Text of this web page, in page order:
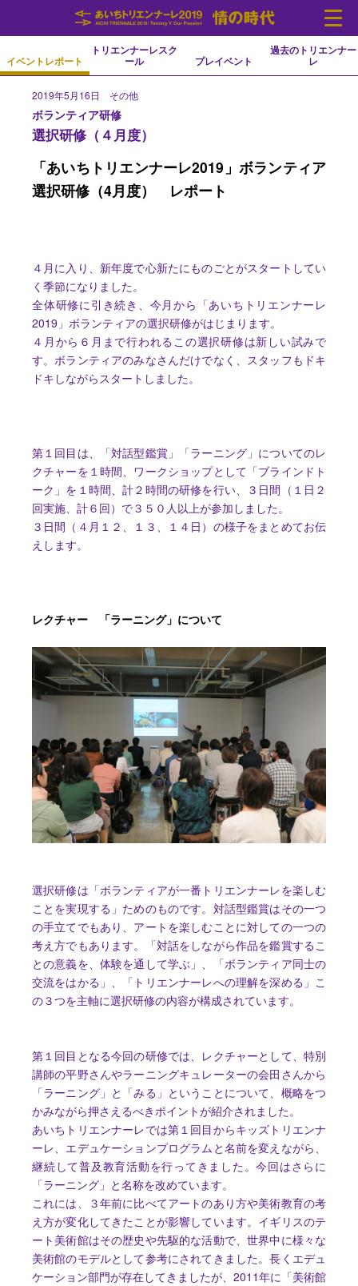
ニュース
イベントレポート
トリエンナーレスク
ール
プレイベント
過去のトリエンナー
レ
2019年5月16日 その他
ボランティア研修
選択研修（４月度）
「あいちトリエンナーレ2019」ボランティア
選択研修（4月度） レポート
４月に入り、新年度で心新たにものごとがスタートしてい
く季節になりました。
全体研修に引き続き、今月から「あいちトリエンナーレ
2019」ボランティアの選択研修がはじまります。
４月から６月まで行われるこの選択研修は新しい試みで
す。ボランティアのみなさんだけでなく、スタッフもドキ
ドキしながらスタートしました。
第１回目は、「対話型鑑賞」「ラーニング」についてのレ
クチャーを１時間、ワークショップとして「ブラインドト
ーク」を１時間、計２時間の研修を行い、３日間（１日２
回実施、計６回）で３５０人以上が参加しました。
３日間（４月１２、１３、１４日）の様子をまとめてお伝
えします。
レクチャー 「ラーニング」について
選択研修は「ボランティアが一番トリエンナーレを楽しむ
ことを実現する」ためのものです。対話型鑑賞はその一つ
の手立てでもあり、アートを楽しむことに対しての一つの
考え方でもあります。「対話をしながら作品を鑑賞するこ
との意義を、体験を通して学ぶ」、「ボランティア同士の
交流をはかる」、「トリエンナーレへの理解を深める」こ
の３つを主軸に選択研修の内容が構成されています。
第１回目となる今回の研修では、レクチャーとして、特別
講師の平野さんやラーニングキュレーターの会田さんから
「ラーニング」と「みる」ということについて、概略をつ
かみながら押さえるべきポイントが紹介されました。
あいちトリエンナーレでは第１回目からキッズトリエンナ
ーレ、エデュケーションプログラムと名前を変えながら、
継続して普及教育活動を行ってきました。今回はさらに
「ラーニング」と名称を改めています。
これには、３年前に比べてアートのあり方や美術教育の考
え方が変化してきたことが影響しています。イギリスのテ
ート美術館はその歴史や先駆的な活動で、世界中に様々な
美術館のモデルとして参考にされてきました。長くエデュ
ケーション部門が存在してきましたが、2011年に「美術館